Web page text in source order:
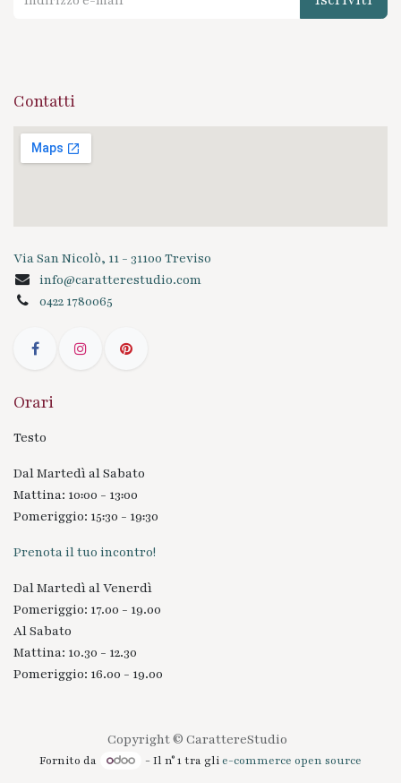
Contatti
Via San Nicolò, 11 - 31100 Treviso
info@caratterestudio.com
0422 1780065
Orari
Testo
Dal Martedì al Sabato
Mattina: 10:00 - 13:00
Pomeriggio: 15:30 - 19:30
Prenota il tuo incontro!
Dal Martedì al Venerdì
Pomeriggio: 17.00 - 19.00
Al Sabato
Mattina: 10.30 - 12.30
Pomeriggio: 16.00 - 19.00
Copyright © CarattereStudio
Fornito da - Il n° 1 tra glie-commerce open source